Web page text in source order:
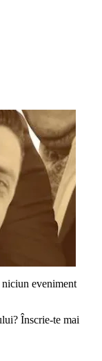
eveniment
Înscrie-te mai